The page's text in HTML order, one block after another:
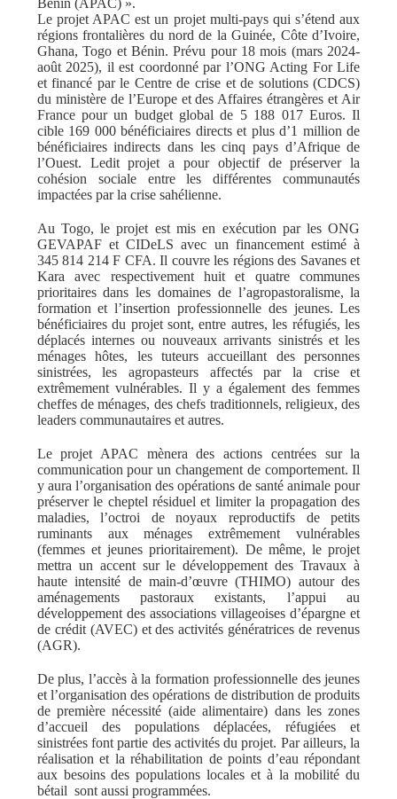
Le projet APAC est un projet multi-pays qui s’étend aux
régions frontalières du nord de la Guinée, Côte d’Ivoire,
Ghana, Togo et Bénin. Prévu pour 18 mois (mars 2024-
août 2025), il est coordonné par l’ONG Acting For Life
et financé par le Centre de crise et de solutions (CDCS)
du ministère de l’Europe et des Affaires étrangères et Air
France pour un budget global de 5 188 017 Euros. Il
cible 169 000 bénéficiaires directs et plus d’1 million de
bénéficiaires indirects dans les cinq pays d’Afrique de
l’Ouest. Ledit projet a pour objectif de préserver la
cohésion sociale entre les différentes communautés
impactées par la crise sahélienne.
Au Togo, le projet est mis en exécution par les ONG
GEVAPAF et CIDeLS avec un financement estimé à
345 814 214 F CFA. Il couvre les régions des Savanes et
Kara avec respectivement huit et quatre communes
prioritaires dans les domaines de l’agropastoralisme, la
formation et l’insertion professionnelle des jeunes. Les
bénéficiaires du projet sont, entre autres, les réfugiés, les
déplacés internes ou nouveaux arrivants sinistrés et les
ménages hôtes, les tuteurs accueillant des personnes
sinistrées, les agropasteurs affectés par la crise et
extrêmement vulnérables. Il y a également des femmes
cheffes de ménages, des chefs traditionnels, religieux, des
leaders communautaires et autres.
Le projet APAC mènera des actions centrées sur la
communication pour un changement de comportement. Il
y aura l’organisation des opérations de santé animale pour
préserver le cheptel résiduel et limiter la propagation des
maladies, l’octroi de noyaux reproductifs de petits
ruminants aux ménages extrêmement vulnérables
(femmes et jeunes prioritairement). De même, le projet
mettra un accent sur le développement des Travaux à
haute intensité de main-d’œuvre (THIMO) autour des
aménagements pastoraux existants, l’appui au
développement des associations villageoises d’épargne et
de crédit (AVEC) et des activités génératrices de revenus
(AGR).
De plus, l’accès à la formation professionnelle des jeunes
et l’organisation des opérations de distribution de produits
de première nécessité (aide alimentaire) dans les zones
d’accueil des populations déplacées, réfugiées et
sinistrées font partie des activités du projet. Par ailleurs, la
réalisation et la réhabilitation de points d’eau répondant
aux besoins des populations locales et à la mobilité du
bétail sont aussi programmées.